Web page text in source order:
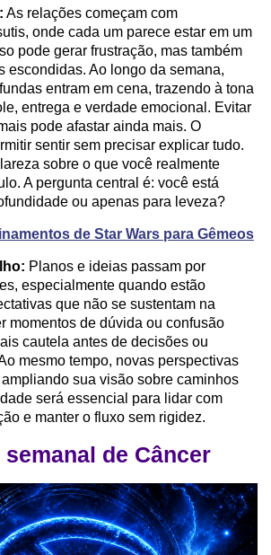
As relações começam com
onde cada um parece estar em um
pode gerar frustração, mas também
escondidas. Ao longo da semana,
entram em cena, trazendo à tona
entrega e verdade emocional. Evitar
pode afastar ainda mais. O
sentir sem precisar explicar tudo.
sobre o que você realmente
A pergunta central é: você está
ou apenas para leveza?
de Star Wars para Gêmeos
Planos e ideias passam por
especialmente quando estão
que não se sustentam na
momentos de dúvida ou confusão
cautela antes de decisões ou
mesmo tempo, novas perspectivas
sua visão sobre caminhos
será essencial para lidar com
e manter o fluxo sem rigidez.
de Câncer